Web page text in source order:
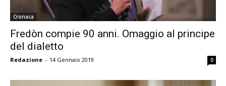
Cronaca
Fredòn compie 90 anni. Omaggio al principe
del dialetto
Redazione - 14 Gennaio 2019 0